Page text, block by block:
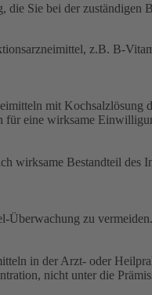
Sie bei der
z.B. B-
mit
eine wirksame
wirksame Bestandteil
Überwachung zu vermeiden.
in der Arzt- oder
nicht unter die